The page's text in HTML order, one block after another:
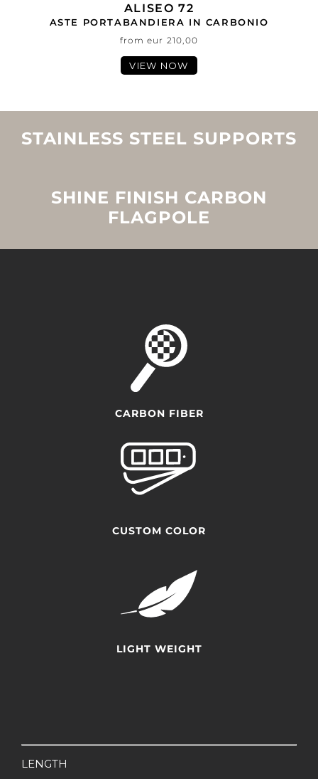
ALISEO 72
ASTE PORTABANDIERA IN CARBONIO
from eur 210,00
VIEW NOW
STAINLESS STEEL SUPPORTS
SHINE FINISH CARBON
FLAGPOLE
CARBON FIBER
CUSTOM COLOR
LIGHT WEIGHT
LENGTH